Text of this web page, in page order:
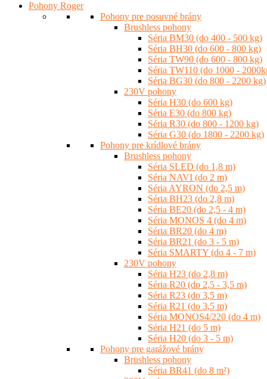
Pohony Roger
Pohony pre posuvné brány
Brushless pohony
Séria BM30 (do 400 - 500 kg)
Séria BH30 (do 600 - 800 kg)
Séria TW90 (do 600 - 800 kg)
Séria TW110 (do 1000 -
Séria BG30 (do 800 - 2200 kg)
230V pohony
Séria H30 (do 600 kg)
Séria E30 (do 800 kg)
Séria R30 (do 800 - 1200 kg)
Séria G30 (do 1800 - 2200 kg)
Pohony pre krídlové brány
Brushless pohony
Séria SLED (do 1,8 m)
Séria NAVI (do 2 m)
Séria AYRON (do 2,5 m)
Séria BH23 (do 2,8 m)
Séria BE20 (do 2,5 - 4 m)
Séria MONOS 4 (do 4 m)
Séria BR20 (do 4 m)
Séria BR21 (do 3 - 5 m)
Séria SMARTY (do 4 - 7 m)
230V pohony
Séria H23 (do 2,8 m)
Séria R20 (do 2,5 - 3,5 m)
Séria R23 (do 3,5 m)
Séria R21 (do 3,5 m)
Séria MONOS4/220 (do 4 m)
Séria H21 (do 5 m)
Séria H20 (do 3 - 5 m)
Pohony pre garážové brány
Brushless pohony
Séria BR41 (do 8 m²)